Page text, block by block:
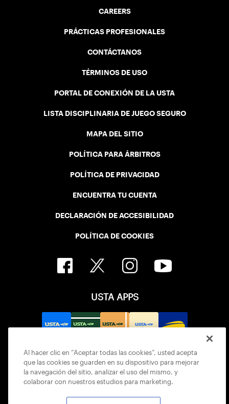
CAREERS
PRÁCTICAS PROFESIONALES
CONTÁCTANOS
TÉRMINOS DE USO
PORTAL DE CONEXIÓN DE LA USTA
LISTA DISCIPLINARIA DE JUEGO SEGURO
MAPA DEL SITIO
POLÍTICA PARA ÁRBITROS
POLÍTICA DE PRIVACIDAD
ENCUENTRA TU CUENTA
DECLARACIÓN DE ACCESIBILIDAD
POLÍTICA DE COOKIES
USTA APPS
Al hacer clic en “Aceptar todas las cookies”, usted acepta
que las cookies se guarden en su dispositivo para mejorar
la navegación del sitio, analizar el uso del mismo, y
colaborar con nuestros estudios para marketing.